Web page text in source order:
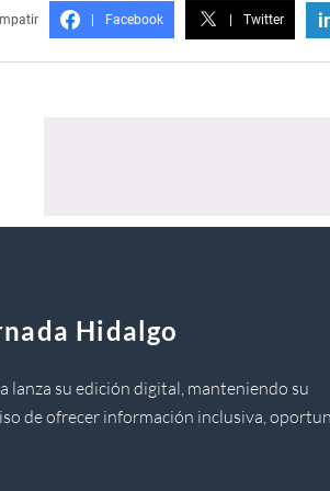
Facebook Twitter
Hidalgo
lanza su edición digital, manteniendo su
de ofrecer información inclusiva,